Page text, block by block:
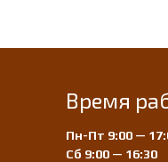
Время
Пн-Пт 9:00 —
Сб 9:00 — 16:30